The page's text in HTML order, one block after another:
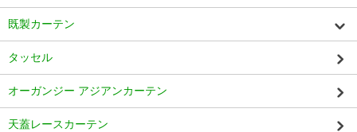
既製カーテン
タッセル
オーガンジー アジアンカーテン
天蓋レースカーテン